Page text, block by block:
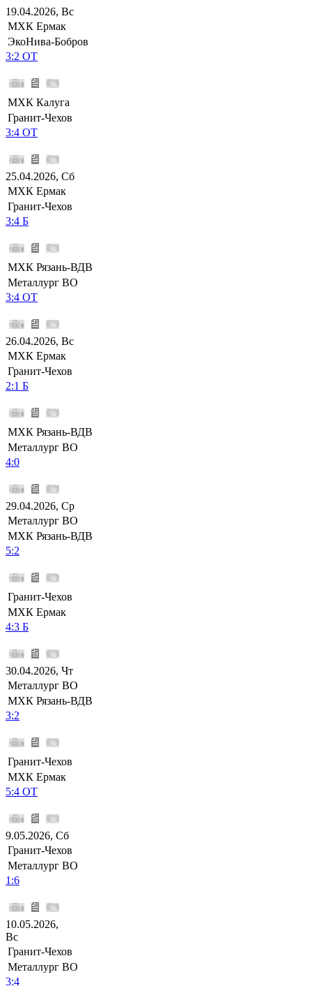
19.04.2026, Вс
МХК Ермак
ЭкоНива-Бобров
3:2 ОТ
МХК Калуга
Гранит-Чехов
3:4 ОТ
25.04.2026, Сб
МХК Ермак
Гранит-Чехов
3:4 Б
МХК Рязань-ВДВ
Металлург ВО
3:4 ОТ
26.04.2026, Вс
МХК Ермак
Гранит-Чехов
2:1 Б
МХК Рязань-ВДВ
Металлург ВО
4:0
29.04.2026, Ср
Металлург ВО
МХК Рязань-ВДВ
5:2
Гранит-Чехов
МХК Ермак
4:3 Б
30.04.2026, Чт
Металлург ВО
МХК Рязань-ВДВ
3:2
Гранит-Чехов
МХК Ермак
5:4 ОТ
9.05.2026, Сб
Гранит-Чехов
Металлург ВО
1:6
10.05.2026,
Вс
Гранит-Чехов
Металлург ВО
3:4